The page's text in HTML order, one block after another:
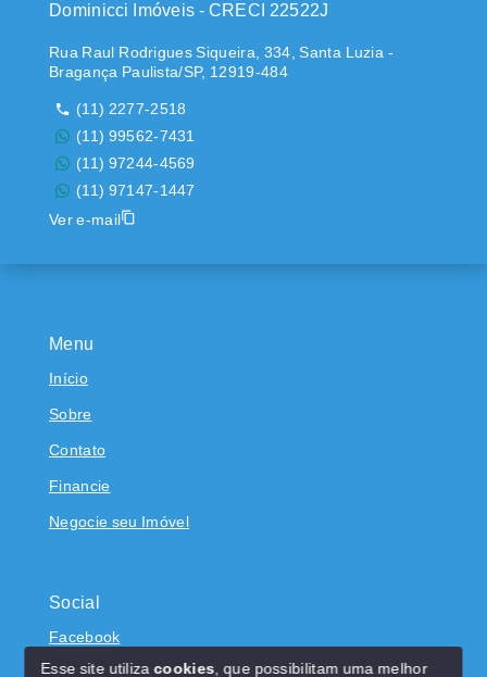
Menu
Início
Sobre
Contato
Financie
Negocie seu Imóvel
Social
Facebook
Dominicci Imóveis - CRECI 22522J
Rua Raul Rodrigues Siqueira, 334, Santa Luzia -
Bragança Paulista/SP, 12919-484
(11) 2277-2518
(11) 99562-7431
(11) 97244-4569
(11) 97147-1447
Ver e-mail
Esse site utilizacookies , que possibilitam uma melhor